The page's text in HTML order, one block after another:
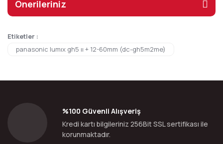
Önerileriniz
Etiketler :
panasonic lumıx gh5 ıı + 12-60mm (dc-gh5m2me)
%100 Güvenli Alışveriş
Kredi kartı bilgileriniz 256Bit SSL sertifikası ile
korunmaktadır.